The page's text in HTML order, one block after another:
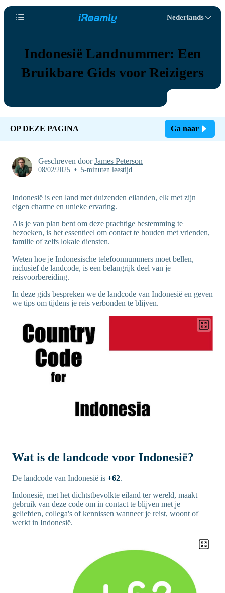
Nederlands
Indonesië Landnummer: Een
Bruikbare Gids voor Reizigers
OP DEZE PAGINA Ga naar
Geschreven doorJames Peterson
08/02/2025 • 5-minuten leestijd
Indonesië is een land met duizenden eilanden, elk met zijn
eigen charme en unieke ervaring.
Als je van plan bent om deze prachtige bestemming te
bezoeken, is het essentieel om contact te houden met vrienden,
familie of zelfs lokale diensten.
Weten hoe je Indonesische telefoonnummers moet bellen,
inclusief de landcode, is een belangrijk deel van je
reisvoorbereiding.
In deze gids bespreken we de landcode van Indonesië en geven
we tips om tijdens je reis verbonden te blijven.
Wat is de landcode voor Indonesië?
De landcode van Indonesië is +62.
Indonesië, met het dichtstbevolkte eiland ter wereld, maakt
gebruik van deze code om in contact te blijven met je
geliefden, collega's of kennissen wanneer je reist, woont of
werkt in Indonesië.